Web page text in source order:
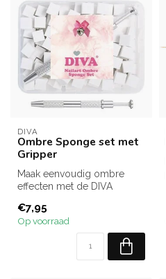
DIVA
Ombre Sponge set met
Gripper
Maak eenvoudig ombre
effecten met de DIVA
bevat kleine ...
€7,95
Op voorraad